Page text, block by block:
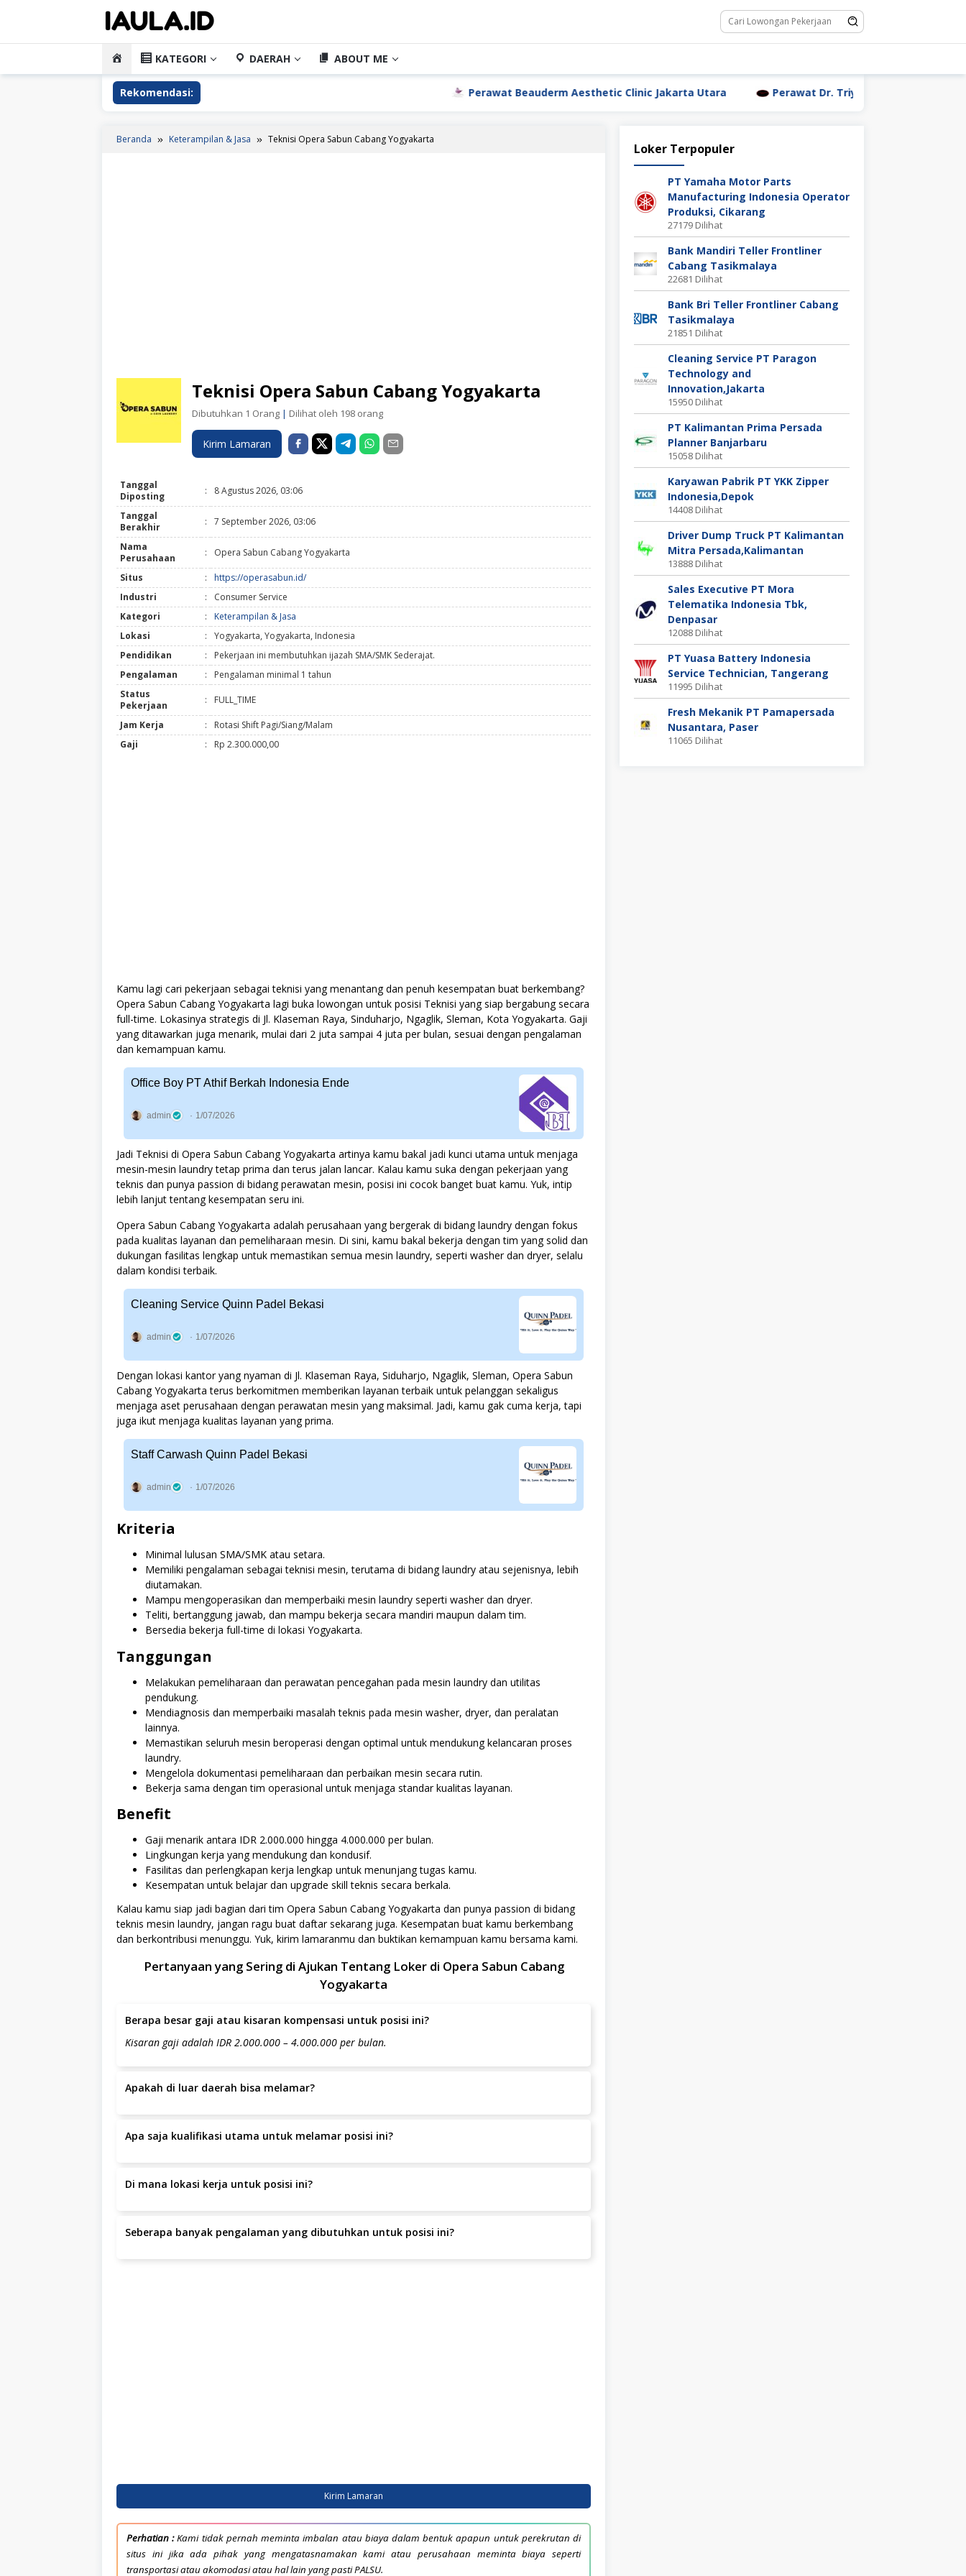
HOME KATEGORI DAERAH ABOUT ME
Rekomendasi: Perawat Beauderm Aesthetic Clinic Jakarta Utara Perawat Dr. Triyanti Sundari Jakarta Utara
Beranda Keterampilan & Jasa Teknisi Opera Sabun Cabang Yogyakarta
Teknisi Opera Sabun Cabang Yogyakarta
Dibutuhkan 1 Orang | Dilihat oleh 198 orang
Kirim Lamaran
Tanggal
Diposting
: 8 Agustus 2026, 03:06
Tanggal
Berakhir
: 7 September 2026, 03:06
Nama
Perusahaan
: Opera Sabun Cabang Yogyakarta
Situs :
https://operasabun.id/
Industri
:
Consumer Service
Kategori
:
Keterampilan & Jasa
Lokasi
:
Yogyakarta, Yogyakarta, Indonesia
Pendidikan
:
Pekerjaan ini membutuhkan ijazah SMA/SMK Sederajat.
Pengalaman
:
Pengalaman minimal 1 tahun
Status
Pekerjaan
: FULL_TIME
Jam Kerja :
Rotasi Shift Pagi/Siang/Malam
Gaji
: Rp 2.300.000,00
Kamu lagi cari pekerjaan sebagai teknisi yang menantang dan penuh kesempatan buat berkembang?
Opera Sabun Cabang Yogyakarta lagi buka lowongan untuk posisi Teknisi yang siap bergabung secara
full-time. Lokasinya strategis di Jl. Klaseman Raya, Sinduharjo, Ngaglik, Sleman, Kota Yogyakarta. Gaji
yang ditawarkan juga menarik, mulai dari 2 juta sampai 4 juta per bulan, sesuai dengan pengalaman
dan kemampuan kamu.
Office Boy PT Athif Berkah Indonesia Ende
admin 1/07/2026
Jadi Teknisi di Opera Sabun Cabang Yogyakarta artinya kamu bakal jadi kunci utama untuk menjaga
mesin-mesin laundry tetap prima dan terus jalan lancar. Kalau kamu suka dengan pekerjaan yang
teknis dan punya passion di bidang perawatan mesin, posisi ini cocok banget buat kamu. Yuk, intip
lebih lanjut tentang kesempatan seru ini.
Opera Sabun Cabang Yogyakarta adalah perusahaan yang bergerak di bidang laundry dengan fokus
pada kualitas layanan dan pemeliharaan mesin. Di sini, kamu bakal bekerja dengan tim yang solid dan
dukungan fasilitas lengkap untuk memastikan semua mesin laundry, seperti washer dan dryer, selalu
dalam kondisi terbaik.
Cleaning Service Quinn Padel Bekasi
admin 1/07/2026
Dengan lokasi kantor yang nyaman di Jl. Klaseman Raya, Siduharjo, Ngaglik, Sleman, Opera Sabun
Cabang Yogyakarta terus berkomitmen memberikan layanan terbaik untuk pelanggan sekaligus
menjaga aset perusahaan dengan perawatan mesin yang maksimal. Jadi, kamu gak cuma kerja, tapi
juga ikut menjaga kualitas layanan yang prima.
Staff Carwash Quinn Padel Bekasi
admin 1/07/2026
Kriteria
Minimal lulusan SMA/SMK atau setara.
Memiliki pengalaman sebagai teknisi mesin, terutama di bidang laundry atau sejenisnya, lebih
diutamakan.
Mampu mengoperasikan dan memperbaiki mesin laundry seperti washer dan dryer.
Teliti, bertanggung jawab, dan mampu bekerja secara mandiri maupun dalam tim.
Bersedia bekerja full-time di lokasi Yogyakarta.
Tanggungan
Melakukan pemeliharaan dan perawatan pencegahan pada mesin laundry dan utilitas
pendukung.
Mendiagnosis dan memperbaiki masalah teknis pada mesin washer, dryer, dan peralatan
lainnya.
Memastikan seluruh mesin beroperasi dengan optimal untuk mendukung kelancaran proses
laundry.
Mengelola dokumentasi pemeliharaan dan perbaikan mesin secara rutin.
Bekerja sama dengan tim operasional untuk menjaga standar kualitas layanan.
Benefit
Gaji menarik antara IDR 2.000.000 hingga 4.000.000 per bulan.
Lingkungan kerja yang mendukung dan kondusif.
Fasilitas dan perlengkapan kerja lengkap untuk menunjang tugas kamu.
Kesempatan untuk belajar dan upgrade skill teknis secara berkala.
Kalau kamu siap jadi bagian dari tim Opera Sabun Cabang Yogyakarta dan punya passion di bidang
teknis mesin laundry, jangan ragu buat daftar sekarang juga. Kesempatan buat kamu berkembang
dan berkontribusi menunggu. Yuk, kirim lamaranmu dan buktikan kemampuan kamu bersama kami.
Pertanyaan yang Sering di Ajukan Tentang Loker di Opera Sabun Cabang
Yogyakarta
Berapa besar gaji atau kisaran kompensasi untuk posisi ini?
Kisaran gaji adalah IDR 2.000.000 – 4.000.000 per bulan.
Apakah di luar daerah bisa melamar?
Apa saja kualifikasi utama untuk melamar posisi ini?
laundry seperti washer dan dryer. Teliti, bertanggung jawab, dan mampu bekerja secara mandiri
Di mana lokasi kerja untuk posisi ini?
Seberapa banyak pengalaman yang dibutuhkan untuk posisi ini?
Kirim Lamaran
Perhatian :Kami tidak pernah meminta imbalan atau biaya dalam bentuk apapun untuk perekrutan di
situs ini jika ada pihak yang mengatasnamakan kami atau perusahaan meminta biaya seperti
transportasi atau akomodasi atau hal lain yang pasti PALSU.
Loker Terpopuler
PT Yamaha Motor Parts
Manufacturing Indonesia Operator
Produksi, Cikarang
27179 Dilihat
Bank Mandiri Teller Frontliner
Cabang Tasikmalaya
22681 Dilihat
Bank Bri Teller Frontliner Cabang
Tasikmalaya
21851 Dilihat
Cleaning Service PT Paragon
Technology and
Innovation,Jakarta
15950 Dilihat
PT Kalimantan Prima Persada
Planner Banjarbaru
15058 Dilihat
Karyawan Pabrik PT YKK Zipper
Indonesia,Depok
14408 Dilihat
Driver Dump Truck PT Kalimantan
Mitra Persada,Kalimantan
13888 Dilihat
Sales Executive PT Mora
Telematika Indonesia Tbk,
Denpasar
12088 Dilihat
PT Yuasa Battery Indonesia
Service Technician, Tangerang
11995 Dilihat
Fresh Mekanik PT Pamapersada
Nusantara, Paser
11065 Dilihat